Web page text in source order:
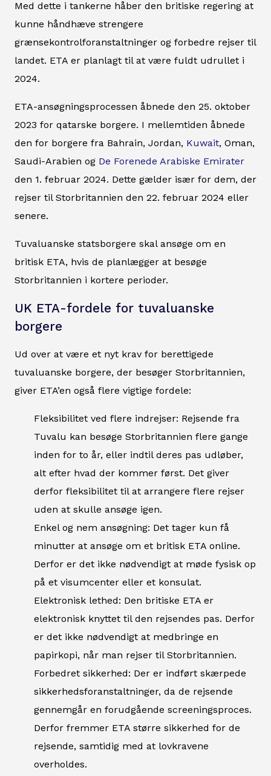
Med dette i tankerne håber den britiske regering at
kunne håndhæve strengere
grænsekontrolforanstaltninger og forbedre rejser til
landet. ETA er planlagt til at være fuldt udrullet i
2024.
ETA-ansøgningsprocessen åbnede den 25. oktober
2023 for qatarske borgere. I mellemtiden åbnede
den for borgere fra Bahrain, Jordan, Kuwait, Oman,
Saudi-Arabien og De Forenede Arabiske Emirater
den 1. februar 2024. Dette gælder især for dem, der
rejser til Storbritannien den 22. februar 2024 eller
senere.
Tuvaluanske statsborgere skal ansøge om en
britisk ETA, hvis de planlægger at besøge
Storbritannien i kortere perioder.
UK ETA-fordele for tuvaluanske
borgere
Ud over at være et nyt krav for berettigede
tuvaluanske borgere, der besøger Storbritannien,
giver ETA’en også flere vigtige fordele:
Fleksibilitet ved flere indrejser: Rejsende fra
Tuvalu kan besøge Storbritannien flere gange
inden for to år, eller indtil deres pas udløber,
alt efter hvad der kommer først. Det giver
derfor fleksibilitet til at arrangere flere rejser
uden at skulle ansøge igen.
Enkel og nem ansøgning: Det tager kun få
minutter at ansøge om et britisk ETA online.
Derfor er det ikke nødvendigt at møde fysisk op
på et visumcenter eller et konsulat.
Elektronisk lethed: Den britiske ETA er
elektronisk knyttet til den rejsendes pas. Derfor
er det ikke nødvendigt at medbringe en
papirkopi, når man rejser til Storbritannien.
Forbedret sikkerhed: Der er indført skærpede
sikkerhedsforanstaltninger, da de rejsende
gennemgår en forudgående screeningsproces.
Derfor fremmer ETA større sikkerhed for de
rejsende, samtidig med at lovkravene
overholdes.